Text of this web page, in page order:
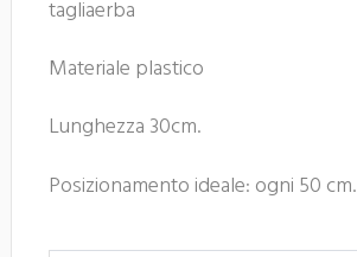
tagliaerba
Materiale plastico
Lunghezza 30cm.
Posizionamento ideale: ogni 50 cm.